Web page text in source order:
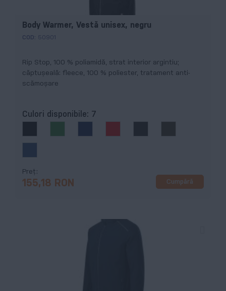
Body Warmer, Vestă unisex, negru
COD: 50901
Rip Stop, 100 % poliamidă, strat interior argintiu;
căptușeală: fleece, 100 % poliester, tratament anti-
scămoșare
Culori disponibile: 7
Preț
155,18 RON Cumpără